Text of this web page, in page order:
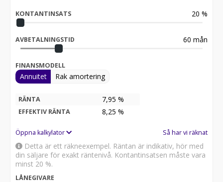
KONTANTINSATS 20 %
AVBETALNINGSTID 60 mån
FINANSMODELL
Annuitet Rak amortering
RÄNTA 7,95 %
EFFEKTIV RÄNTA 8,25 %
Öppna kalkylator Så har vi räknat
Detta är ett räkneexempel. Räntan är indikativ, hör med
din säljare för exakt räntenivå. Kontantinsatsen måste vara
minst 20 %.
LÅNEGIVARE